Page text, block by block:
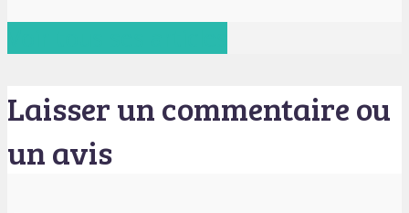
Laisser un commentaire ou
un avis